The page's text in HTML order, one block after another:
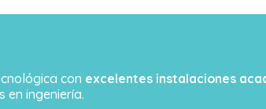
con excelentes instalaciones
en ingeniería.